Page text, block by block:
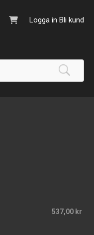
Logga in Bli kund
537,00 kr